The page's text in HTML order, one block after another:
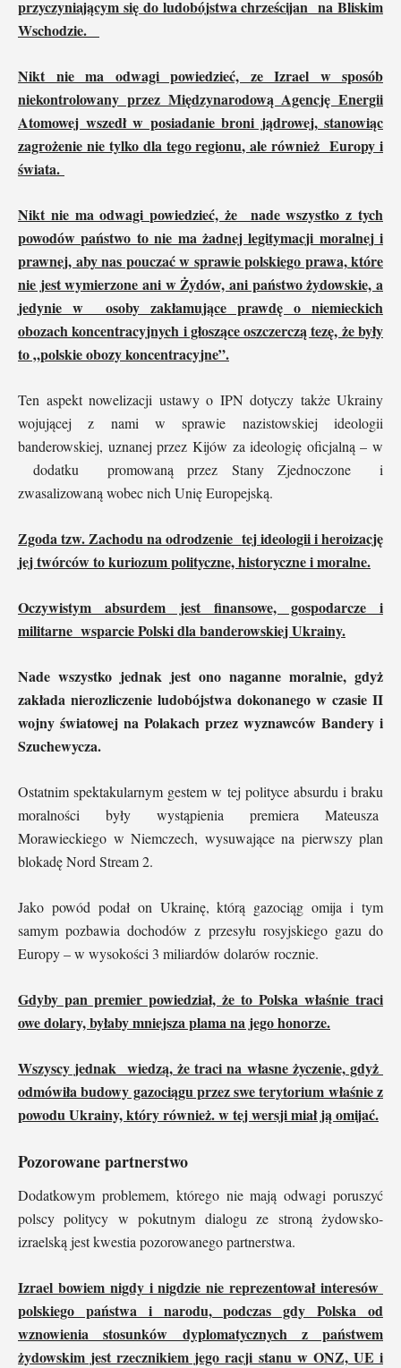
przyczyniającym się do ludobójstwa chrześcijan na Bliskim
Wschodzie.
Nikt nie ma odwagi powiedzieć, ze Izrael w sposób
niekontrolowany przez Międzynarodową Agencję Energii
Atomowej wszedł w posiadanie broni jądrowej, stanowiąc
zagrożenie nie tylko dla tego regionu, ale również Europy i
świata.
Nikt nie ma odwagi powiedzieć, że nade wszystko z tych
powodów państwo to nie ma żadnej legitymacji moralnej i
prawnej, aby nas pouczać w sprawie polskiego prawa, które
nie jest wymierzone ani w Żydów, ani państwo żydowskie, a
jedynie w osoby zakłamujące prawdę o niemieckich
obozach koncentracyjnych i głoszące oszczerczą tezę, że były
to „polskie obozy koncentracyjne”.
Ten aspekt nowelizacji ustawy o IPN dotyczy także Ukrainy
wojującej z nami w sprawie nazistowskiej ideologii
banderowskiej, uznanej przez Kijów za ideologię oficjalną – w
dodatku promowaną przez Stany Zjednoczone i
zwasalizowaną wobec nich Unię Europejską.
Zgoda tzw. Zachodu na odrodzenie tej ideologii i heroizację
jej twórców to kuriozum polityczne, historyczne i moralne.
Oczywistym absurdem jest finansowe, gospodarcze i
militarne wsparcie Polski dla banderowskiej Ukrainy.
Nade wszystko jednak jest ono naganne moralnie, gdyż
zakłada nierozliczenie ludobójstwa dokonanego w czasie II
wojny światowej na Polakach przez wyznawców Bandery i
Szuchewycza.
Ostatnim spektakularnym gestem w tej polityce absurdu i braku
moralności były wystąpienia premiera Mateusza
Morawieckiego w Niemczech, wysuwające na pierwszy plan
blokadę Nord Stream 2.
Jako powód podał on Ukrainę, którą gazociąg omija i tym
samym pozbawia dochodów z przesyłu rosyjskiego gazu do
Europy – w wysokości 3 miliardów dolarów rocznie.
Gdyby pan premier powiedział, że to Polska właśnie traci
owe dolary, byłaby mniejsza plama na jego honorze.
Wszyscy jednak wiedzą, że traci na własne życzenie, gdyż
odmówiła budowy gazociągu przez swe terytorium właśnie z
powodu Ukrainy, który również. w tej wersji miał ją omijać.
Pozorowane partnerstwo
Dodatkowym problemem, którego nie mają odwagi poruszyć
polscy politycy w pokutnym dialogu ze stroną żydowsko-
izraelską jest kwestia pozorowanego partnerstwa.
Izrael bowiem nigdy i nigdzie nie reprezentował interesów
polskiego państwa i narodu, podczas gdy Polska od
wznowienia stosunków dyplomatycznych z państwem
żydowskim jest rzecznikiem jego racji stanu w ONZ, UE i